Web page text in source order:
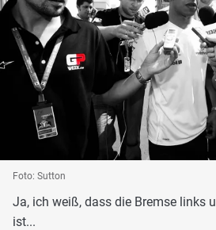
Foto: Sutton
Ja, ich weiß, dass die Bremse links
ist...